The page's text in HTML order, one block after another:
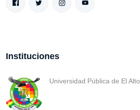
Instituciones
Universidad Pública de El Alto